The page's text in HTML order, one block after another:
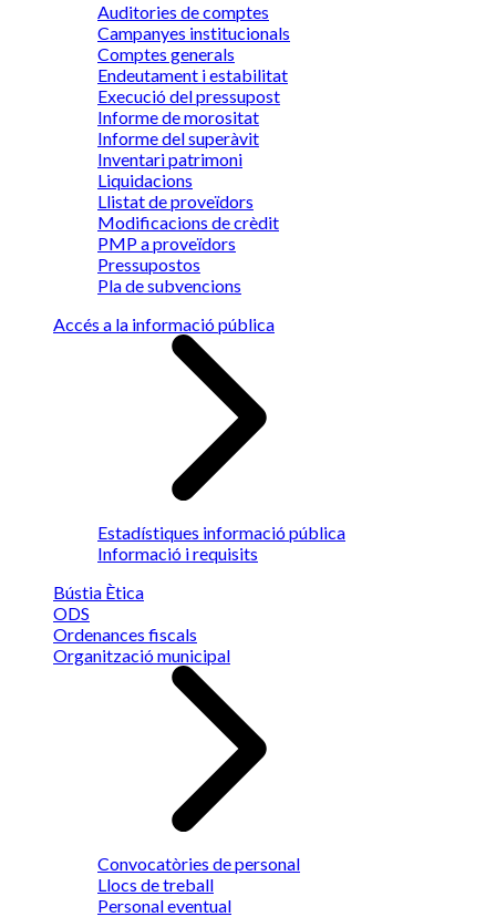
Auditories de comptes
Campanyes institucionals
Comptes generals
Endeutament i estabilitat
Execució del pressupost
Informe de morositat
Informe del superàvit
Inventari patrimoni
Liquidacions
Llistat de proveïdors
Modificacions de crèdit
PMP a proveïdors
Pressupostos
Pla de subvencions
Accés a la informació pública
Estadístiques informació pública
Informació i requisits
Bústia Ètica
ODS
Ordenances fiscals
Organització municipal
Convocatòries de personal
Llocs de treball
Personal eventual